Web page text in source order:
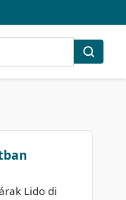
Lido di